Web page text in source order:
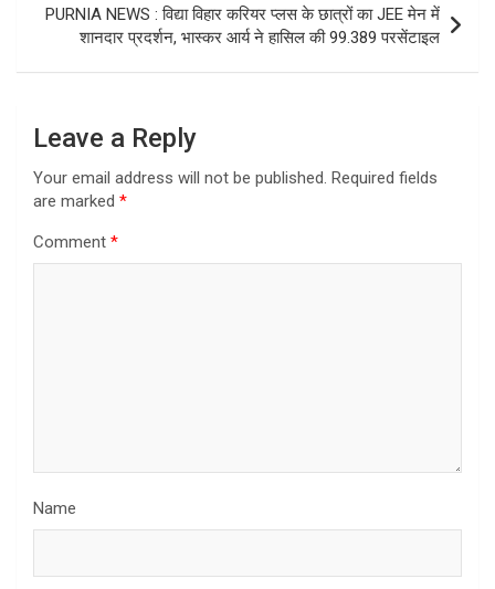
PURNIA NEWS : विद्या विहार करियर प्लस के छात्रों का JEE मेन में
शानदार प्रदर्शन, भास्कर आर्य ने हासिल की 99.389 परसेंटाइल
Leave a Reply
Your email address will not be published. Required fields
are marked *
Comment *
Name